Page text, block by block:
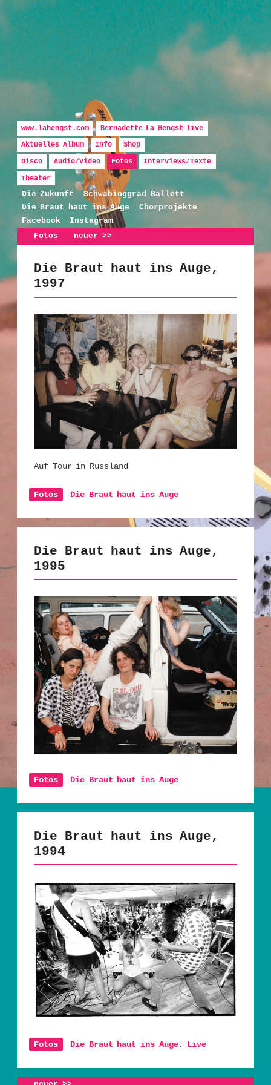
Bernadette La Hengst
Hauptmenü
Zum Inhalt wechseln
Zum sekundären Inhalt wechseln
www.lahengst.com
Bernadette La Hengst live
Aktuelles Album
Info
Shop
Disco
Audio/Video Fotos
Interviews/Texte
Theater
Die Zukunft
Schwabinggrad Ballett
Die Braut haut ins Auge
Chorprojekte
Facebook
Instagram
Fotos
Artikelnavigation
neuer >>
Die Braut haut ins Auge,
1997
Auf Tour in Russland
Fotos Die Braut haut ins Auge
Die Braut haut ins Auge,
1995
Fotos Die Braut haut ins Auge
Die Braut haut ins Auge,
1994
Fotos Die Braut haut ins Auge, Live